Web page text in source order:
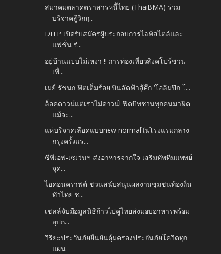
สมาคมตลาดตราสารหนี้ไทย (ThaiBMA) ร่วม
บริจาคสู้วิกฤ...
DITP เปิดรับสมัครผู้ประกอบการไลฟ์สไตล์และ
แฟชั่น ร่...
อยู่บ้านแบบไม่เหงา !! การท่องเที่ยวสิงคโปร์ชวน
เพื่...
เมย์ รัชนก ฟิตเต็มร้อย บินลัดฟ้าสู้ศึก ‘โอลิมปิก โ...
ล็อคดาวน์แต่เราไม่ดาวน์! ฟิตบิทชวนทุกคนมาฟิต
แม้จะ...
แห่บริจาคเลือดแบบnew normalในโรงแรมกลาง
กรุงครั้งแร...
ซีพีเอฟ-เซเว่นฯ ส่งอาหารจากใจ เสริมทัพทีมแพทย์
จุด...
ไอคอนคราฟต์ ชวนสนับสนุนผลงานชุมชนท้องถิ่น
ทั่วไทย ช...
เชลล์จับมือมูลนิธิก้าวไปคู่ไทยส่งมอบอาหารพร้อม
อุปก...
วิริยะประกันภัยยืนยันคุ้มครองประกันภัยโควิดทุก
แผน